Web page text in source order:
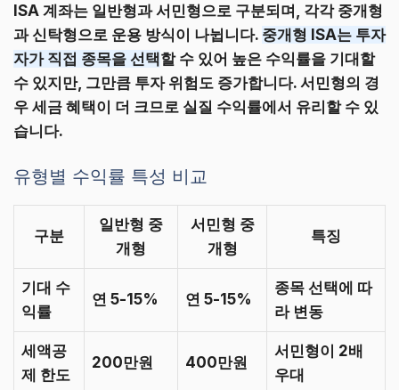
ISA 계좌는 일반형과 서민형으로 구분되며, 각각 중개형
과 신탁형으로 운용 방식이 나뉩니다. 중개형 ISA는 투자
자가 직접 종목을 선택할 수 있어 높은 수익률을 기대할
수 있지만, 그만큼 투자 위험도 증가합니다. 서민형의 경
우 세금 혜택이 더 크므로 실질 수익률에서 유리할 수 있
습니다.
유형별 수익률 특성 비교
구분
일반형 중
개형
서민형 중
개형
특징
기대 수
익률
연 5-15% 연 5-15%
종목 선택에 따
라 변동
세액공
제 한도
200만원 400만원
서민형이 2배
우대